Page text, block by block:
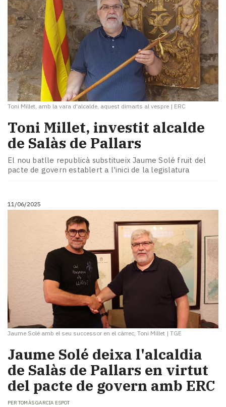
Toni Millet, amb la vara d'alcalde, aquest dimarts al vespre | ERC
Toni Millet, investit alcalde
de Salàs de Pallars
El nou batlle republicà substitueix Jaume Solé fruit del
pacte de govern establert a l'inici de la legislatura
11/06/2025
Jaume Solé amb el seu successor en el càrrec, Toni Millet | TGE
Jaume Solé deixa l'alcaldia
de Salàs de Pallars en virtut
del pacte de govern amb ERC
PER TOMÀS GARCIA ESPOT